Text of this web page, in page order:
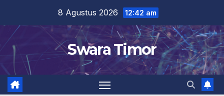
content
8 Agustus 2026 12:42 am
Swara Timor